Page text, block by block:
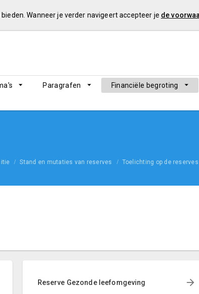
Wanneer je verder navigeert accepteer je de
Paragrafen Financiële begroting
Stand en mutaties van reserves Toelichting op de reserves
Reserve Gezonde leefomgeving